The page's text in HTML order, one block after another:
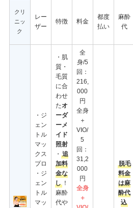
クリ
ニッ
ク
レー
ザー
特徴 料金
都度
払い
麻酔
代
・ジ
ェン
トル
マッ
クス
プロ
・ジ
ェン
トル
マッ
・肌
質・
毛質
に合
わせ
たオ
ーダ
ーメ
イド
照射
・ 追
加料
金な
し ！
麻酔
代や
全
身/5
回：
216,
000
円
全身
＋
VIO/
5
回：
31,2
000
円
全身
＋
脱毛
料金
は麻
酔代
込